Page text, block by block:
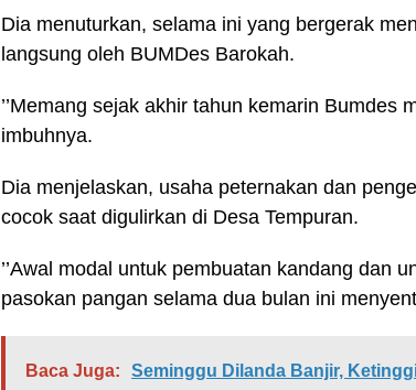
Dia menuturkan, selama ini yang bergerak
langsung oleh BUMDes Barokah.
’’Memang sejak akhir tahun kemarin Bumdes
imbuhnya.
Dia menjelaskan, usaha peternakan dan
cocok saat digulirkan di Desa Tempuran.
’’Awal modal untuk pembuatan kandang dan
pasokan pangan selama dua bulan ini
Baca Juga:
Seminggu Dilanda Banjir,